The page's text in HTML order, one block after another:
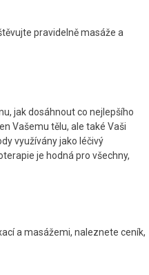
pravidelně masáže a
jak dosáhnout co nejlepšího
Vašemu tělu, ale také Vaši
využívány jako léčivý
je hodná pro všechny,
a masážemi, naleznete ceník,